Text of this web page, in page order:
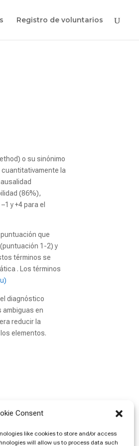
Consent
like cookies to store and/or access
will allow us to process data such
Registro de voluntarios
o su sinónimo
cuantitativamente la
(86%),
y +4 para el
que
1-2) y
términos se
. Los términos
diagnóstico
ambiguas en
reducir la
elementos.